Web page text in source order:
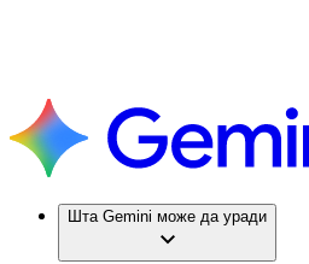
Шта Gemini може да уради